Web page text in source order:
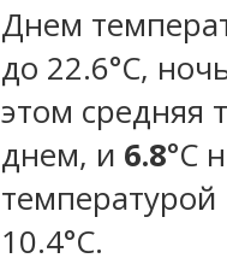
Днем
до 22.6°C,
этом средняя
днем, и 6.8°C
температурой
10.4°С.